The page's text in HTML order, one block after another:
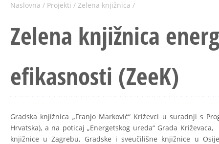
Naslovna / Projekti / Zelena knjižnica /
Zelena knjižnica
efikasnosti (ZeeK)
Gradska knjižnica „Franjo Marković“ Križevci u suradnji s
Hrvatska), a na poticaj „Energetskog ureda“ Grada
knjižnice u Zagrebu, Gradske i sveučilišne knjižnice u